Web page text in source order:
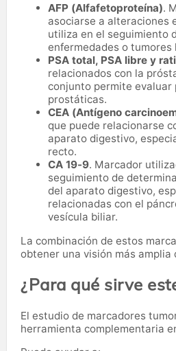
AFP (Alfafetoproteína).
asociarse a alteraciones
utiliza en el seguimiento
enfermedades o tumores
PSA total, PSA libre y
relacionados con la
conjunto permite evaluar
prostáticas.
CEA (Antígeno
que puede relacionarse
aparato digestivo,
recto.
CA 19-9. Marcador
seguimiento de
del aparato digestivo,
relacionadas con el
vesícula biliar.
La combinación de estos
obtener una visión más amplia
¿Para qué sirve
El estudio de marcadores
herramienta complementaria